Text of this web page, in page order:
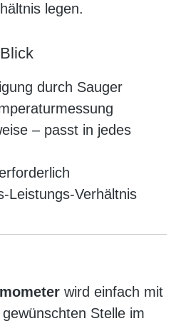
legen.
durch Sauger
– passt in jedes
Leistungs-Verhältnis
wird einfach mit
Stelle im